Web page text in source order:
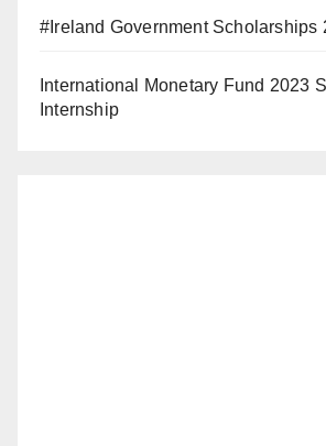
#Ireland Government Scholarships
International Monetary Fund 2023
Internship